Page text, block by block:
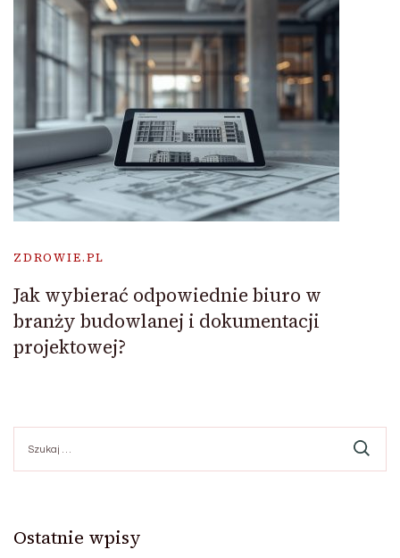
ZDROWIE.PL
Jak wybierać odpowiednie biuro w
branży budowlanej i dokumentacji
projektowej?
Ostatnie wpisy